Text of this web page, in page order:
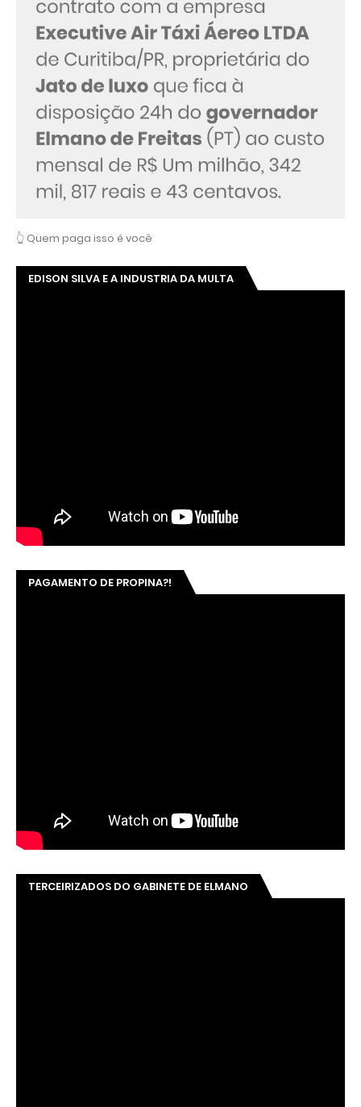
👆 Quem paga isso é você
EDISON SILVA E A INDUSTRIA DA MULTA
PAGAMENTO DE PROPINA?!
TERCEIRIZADOS DO GABINETE DE ELMANO